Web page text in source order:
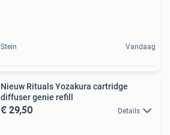
Stein Vandaag
Nieuw Rituals Yozakura cartridge
diffuser genie refill
€ 29,50 Details